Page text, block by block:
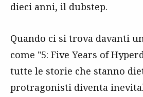
dieci anni, il dubstep.
Quando ci si trova davanti
come "5: Five Years of
tutte le storie che stanno
protragonisti diventa